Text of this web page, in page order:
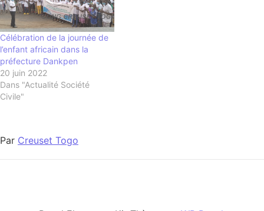
Célébration de la journée de
l’enfant africain dans la
préfecture Dankpen
20 juin 2022
Dans "Actualité Société
Civile"
Par Creuset Togo